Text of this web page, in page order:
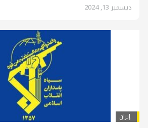
ديسمبر 13, 2024
إيران